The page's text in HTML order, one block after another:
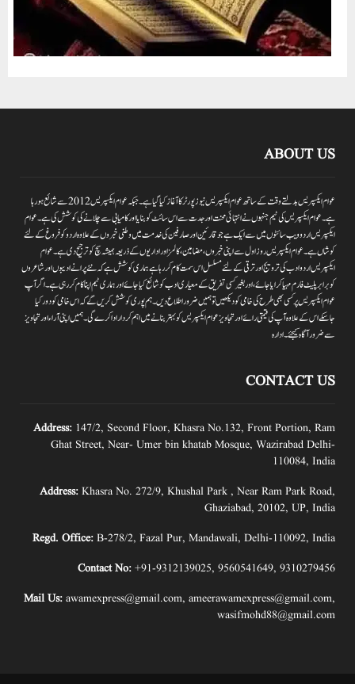
ABOUT US
عوام ایکسپریس بدلتے وقت کے ساتھ عوام ایکسپریس نیوز پورٹر کا آغاز کیا گیا ہے۔جبکہ عوام ایکسپریس 2012سے شائع ہورہا
ہے۔ عوام ایکسپریس کی ٹیم جنہوں نے انتہائی محنت اور جدت سے اس سائٹ کو بنایا اور کامیابی سے چلانے کی کوشش کی ہے۔عوام
ایکسپریس اردو ویب سائٹوں میں سے ایک ہے جو قارئین اور صارفین کی خدمت میں وطنی خبروں کے علاوہ اردو کو فروغ کے لئے
کوشاں ہے۔عوام ایکسپریس روز اول سے اپنی خبروں ،مضامین ،کالمز اور اداریوں کے ذریعہ ہمیشہ سچ کو ترجیح دی ہے۔عوام
ایکسپریس اردو ادب کی ترویج اور ترقی کے لئے مسلسل اس سمت کام کر رہا ہے ہماری کوشش ہے کہ نئے پرانے ادیبوں اور شاعروں
کو برابر پلیٹ فارم مہیا کرایا جائے،اور بغیر کسی تفریق کے معیاری ادب کو شائع کیا جائے اور ہماری ٹیم اپنا کام کر رہی ہے۔اگر آپ
عوام ایکسپریس پر کسی بھی طرح کی خامی کو دیکھیں تو ہمیں ضرور اطلاع دیں۔ہم پوری کوشش کریں گے کہ اس خامی کو دور کیا
جاسکے اس کے علاوہ آپ کی قیمتی رائے اور تجاویز عوام ایکسپریس کو بہتر بنانے میں اہم کردار اداکرے گی۔ہمیں اپنی آراءاور تجاویز
سے ضرور آگاہ کیجئے۔ ادارہ
CONTACT US
Address: 147/2, Second Floor, Khasra No.132, Front Portion, Ram
Ghat Street, Near- Umer bin khatab Mosque, Wazirabad Delhi-
110084, India
Address: Khasra No. 272/9, Khushal Park , Near Ram Park Road,
Ghaziabad, 20102, UP, India
Regd. Office: B-278/2, Fazal Pur, Mandawali, Delhi-110092, India
Contact No: +91-9312139025, 9560541649, 9310279456
Mail Us: awamexpress@gmail.com, ameerawamexpress@gmail.com,
wasifmohd88@gmail.com